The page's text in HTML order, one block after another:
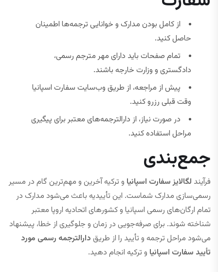
از کامل بودن مدارک و خوانایی ترجمه‌ها اطمینان
حاصل کنید.
تمام صفحات باید دارای مهر مترجم رسمی،
دادگستری و وزارت خارجه باشند.
پیش از مراجعه، از طریق وب‌سایت سفارت اسپانیا
وقت قبلی رزرو کنید.
در صورت نیاز، از دارالترجمه‌های معتبر برای پیگیری
مراحل استفاده کنید.
جمع‌بندی
فرآیند لگالایز سفارت اسپانیا و ترکیه آخرین و مهم‌ترین گام در مسیر
رسمی‌سازی مدارک شماست. این تأییدیه باعث می‌شود مدارک در
تمام ارگان‌های رسمی اسپانیا و کشورهای اتحادیه اروپا معتبر
شناخته شوند. برای صرفه‌جویی در زمان و جلوگیری از خطا، پیشنهاد
می‌شود مراحل ترجمه و تأیید را از طریق دارالترجمه رسمی مورد
تأیید سفارت اسپانیا و ترکیه انجام دهید.